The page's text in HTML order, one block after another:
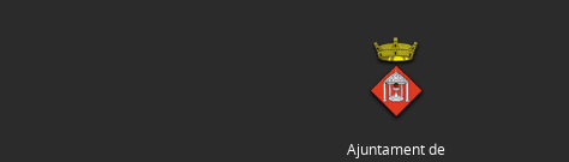
Ajuntament de